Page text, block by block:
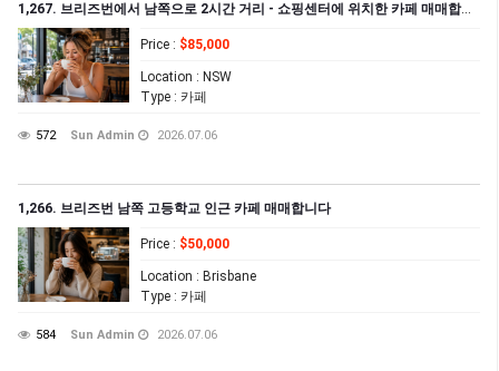
1,267. 브리즈번에서 남쪽으로 2시간 거리 - 쇼핑센터에 위치한 카페 매매합니다
Price : $85,000
Location : NSW
Type : 카페
572 Sun Admin 2026.07.06
1,266. 브리즈번 남쪽 고등학교 인근 카페 매매합니다
Price : $50,000
Location : Brisbane
Type : 카페
584 Sun Admin 2026.07.06